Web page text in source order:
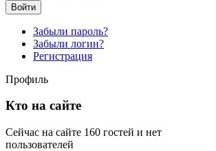
Войти
Забыли пароль?
Забыли логин?
Регистрация
Профиль
Кто на сайте
Сейчас на сайте 160 гостей и нет
пользователей